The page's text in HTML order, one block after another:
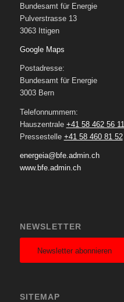
Bundesamt für Energie
Pulverstrasse 13
3063 Ittigen
Google Maps
Postadresse:
Bundesamt für Energie
3003 Bern
Telefonnummern:
Hauszentrale +41 58 462 56 11
Pressestelle +41 58 460 81 52
energeia@bfe.admin.ch
www.bfe.admin.ch
NEWSLETTER
Newsletter abonnieren
SITEMAP